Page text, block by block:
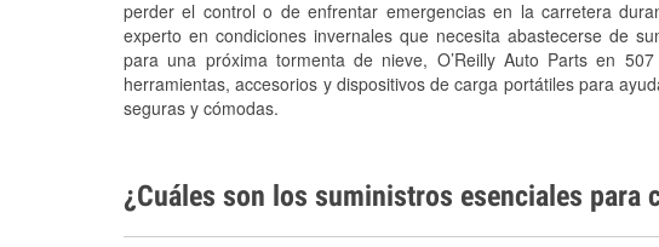
perder el control o de enfrentar emergencias en la carretera
experto en condiciones invernales que necesita abastecerse de
para una próxima tormenta de nieve, O’Reilly Auto Parts en
herramientas, accesorios y dispositivos de carga portátiles para
seguras y cómodas.
¿Cuáles son los suministros esenciales para